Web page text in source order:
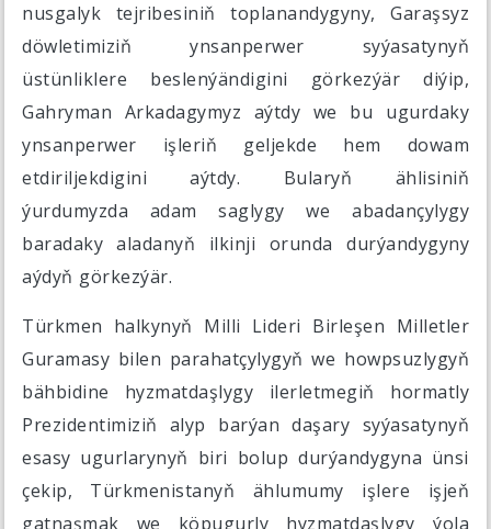
nusgalyk tejribesiniň toplanandygyny, Garaşsyz
döwletimiziň ynsanperwer syýasatynyň
üstünliklere beslenýändigini görkezýär diýip,
Gahryman Arkadagymyz aýtdy we bu ugurdaky
ynsanperwer işleriň geljekde hem dowam
etdiriljekdigini aýtdy. Bularyň ählisiniň
ýurdumyzda adam saglygy we abadançylygy
baradaky aladanyň ilkinji orunda durýandygyny
aýdyň görkezýär.
Türkmen halkynyň Milli Lideri Birleşen Milletler
Guramasy bilen parahatçylygyň we howpsuzlygyň
bähbidine hyzmatdaşlygy ilerletmegiň hormatly
Prezidentimiziň alyp barýan daşary syýasatynyň
esasy ugurlarynyň biri bolup durýandygyna ünsi
çekip, Türkmenistanyň ählumumy işlere işjeň
gatnaşmak we köpugurly hyzmatdaşlygy ýola